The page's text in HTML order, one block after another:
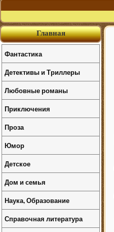
Главная
Фантастика
Детективы и Триллеры
Любовные романы
Приключения
Проза
Юмор
Детское
Дом и семья
Наука, Образование
Справочная литература